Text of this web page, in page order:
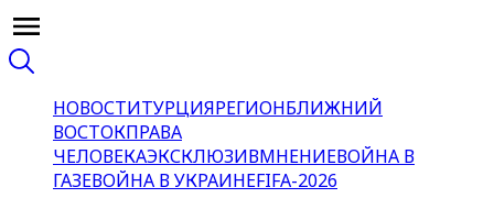
НОВОСТИТУРЦИЯРЕГИОНБЛИЖНИЙ
ВОСТОКПРАВА
ЧЕЛОВЕКАЭКСКЛЮЗИВМНЕНИЕВОЙНА В
ГАЗЕВОЙНА В УКРАИНЕFIFA-2026